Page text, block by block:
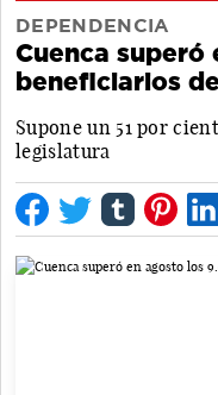
DEPENDENCIA
Cuenca
beneficiarios
Supone un 51 por
legislatura